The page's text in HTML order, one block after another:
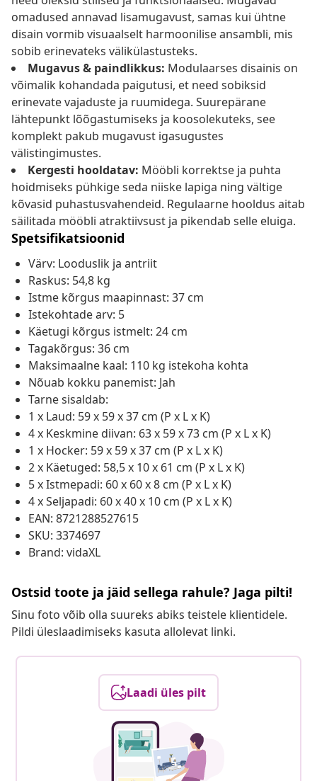
omadused annavad lisamugavust, samas kui ühtne
disain vormib visuaalselt harmoonilise ansambli, mis
sobib erinevateks välikülastusteks.
Mugavus & paindlikkus: Modulaarses disainis on
võimalik kohandada paigutusi, et need sobiksid
erinevate vajaduste ja ruumidega. Suurepärane
lähtepunkt lõõgastumiseks ja koosolekuteks, see
komplekt pakub mugavust igasugustes
välistingimustes.
Kergesti hooldatav: Mööbli korrektse ja puhta
hoidmiseks pühkige seda niiske lapiga ning vältige
kõvasid puhastusvahendeid. Regulaarne hooldus aitab
säilitada mööbli atraktiivsust ja pikendab selle eluiga.
Spetsifikatsioonid
Värv: Looduslik ja antriit
Raskus: 54,8 kg
Istme kõrgus maapinnast: 37 cm
Istekohtade arv: 5
Käetugi kõrgus istmelt: 24 cm
Tagakõrgus: 36 cm
Maksimaalne kaal: 110 kg istekoha kohta
Nõuab kokku panemist: Jah
Tarne sisaldab:
1 x Laud: 59 x 59 x 37 cm (P x L x K)
4 x Keskmine diivan: 63 x 59 x 73 cm (P x L x K)
1 x Hocker: 59 x 59 x 37 cm (P x L x K)
2 x Käetuged: 58,5 x 10 x 61 cm (P x L x K)
5 x Istmepadi: 60 x 60 x 8 cm (P x L x K)
4 x Seljapadi: 60 x 40 x 10 cm (P x L x K)
EAN: 8721288527615
SKU: 3374697
Brand: vidaXL
Ostsid toote ja jäid sellega rahule? Jaga pilti!
Sinu foto võib olla suureks abiks teistele klientidele.
Pildi üleslaadimiseks kasuta allolevat linki.
Laadi üles pilt